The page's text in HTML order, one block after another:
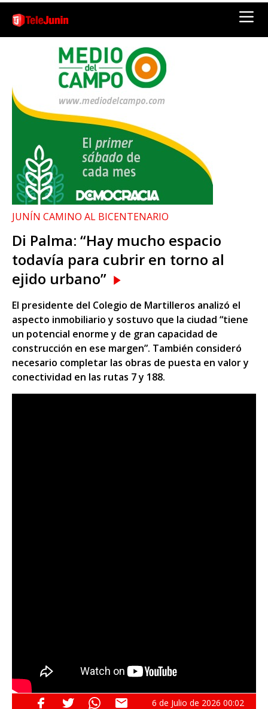
JUNÍN CAMINO AL BICENTENARIO
Di Palma: “Hay mucho espacio
todavía para cubrir en torno al
ejido urbano”
El presidente del Colegio de Martilleros analizó el
aspecto inmobiliario y sostuvo que la ciudad “tiene
un potencial enorme y de gran capacidad de
construcción en ese margen”. También consideró
necesario completar las obras de puesta en valor y
conectividad en las rutas 7 y 188.
6 de Julio de 2026 00:02